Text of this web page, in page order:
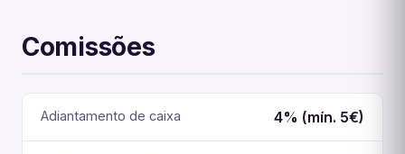
Comissões
Adiantamento de caixa 4% (mín. 5€)